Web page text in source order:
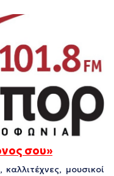
σου»
μουσικοί